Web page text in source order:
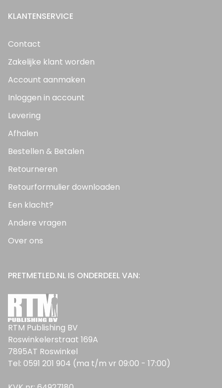
KLANTENSERVICE
Contact
Zakelijke klant worden
Account aanmaken
Inloggen in account
Levering
Afhalen
Bestellen & Betalen
Retourneren
Retourformulier downloaden
Een klacht?
Andere vragen
Over ons
PRETMETLED.NL IS ONDERDEEL VAN:
RTM Publishing BV
Roswinkelerstraat 169A
7895AT Roswinkel
Tel: 0591 201 904 (ma t/m vr 09:00 - 17:00)